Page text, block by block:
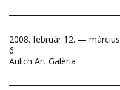
2008. február 12. — március
6.
Aulich Art Galéria